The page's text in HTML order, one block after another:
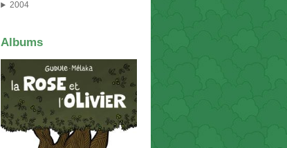
2004
Albums